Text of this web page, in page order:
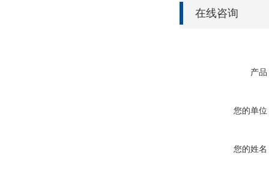
在线咨询
产品
您的单位
您的姓名